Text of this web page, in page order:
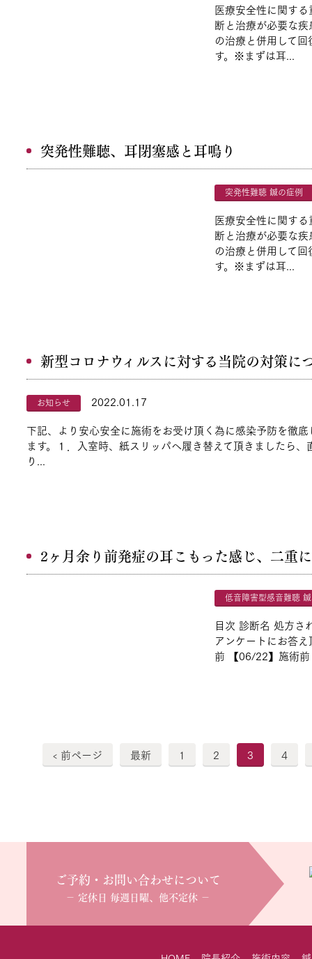
医療安全性に関す
断と治療が必要な
の治療と併用して
す。※まずは耳...
突発性難聴、耳閉塞感と耳鳴り
突発性難聴 鍼の症例
医療安全性に関す
断と治療が必要な
の治療と併用して
す。※まずは耳...
新型コロナウィルスに対する当院の対策に
お知らせ
2022.01.17
下記、より安心安全に施術をお受け頂く為に感染予防を徹
ます。１．入室時、紙スリッパへ履き替えて頂きましたら
り...
2ヶ月余り前発症の耳こもった感じ、二重
低音障害型感音難聴
目次 診断名 処方さ
アンケートにお答
前 【06/22】施術
‹ 前ページ 最新 1 2 3 4
ご予約・お問い合わせについて
− 定休日 毎週日曜、他不定休 −